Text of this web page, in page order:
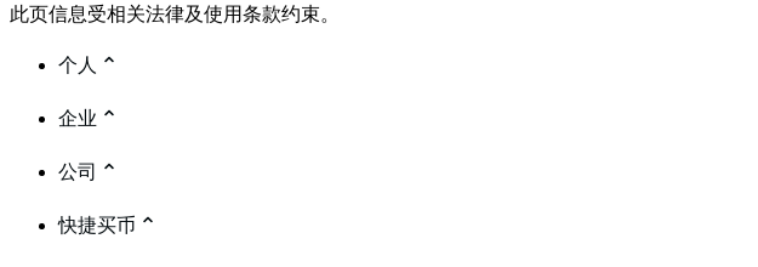
此页信息受相关法律及使用条款约束。
个人
企业
公司
快捷买币